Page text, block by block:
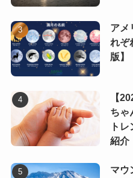
アメ
れぞ
版】
【
ちゃ
ト
紹介
マウ